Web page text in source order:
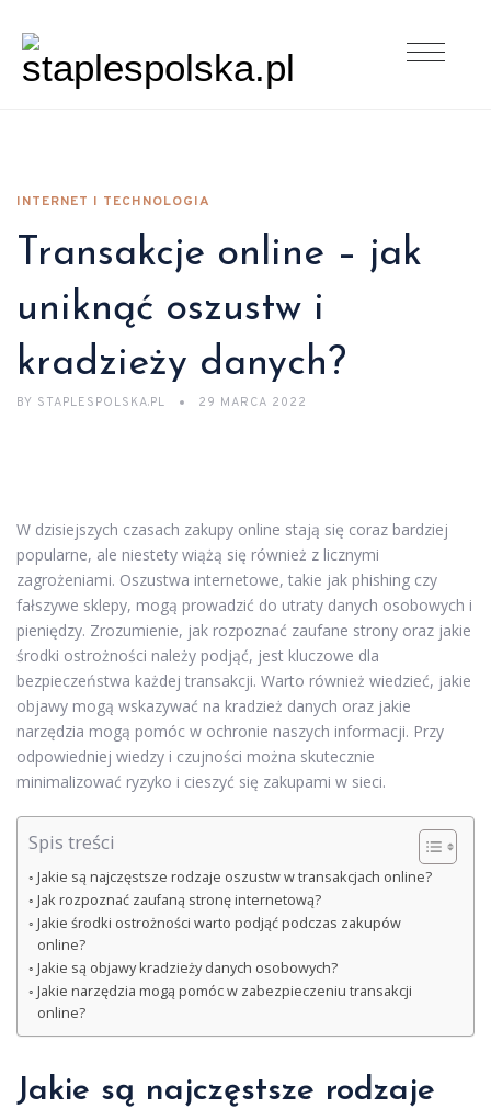
INTERNET I TECHNOLOGIA
Transakcje online – jak
uniknąć oszustw i
kradzieży danych?
BY STAPLESPOLSKA.PL 29 MARCA 2022
W dzisiejszych czasach zakupy online stają się coraz bardziej
popularne, ale niestety wiążą się również z licznymi
zagrożeniami. Oszustwa internetowe, takie jak phishing czy
fałszywe sklepy, mogą prowadzić do utraty danych osobowych i
pieniędzy. Zrozumienie, jak rozpoznać zaufane strony oraz jakie
środki ostrożności należy podjąć, jest kluczowe dla
bezpieczeństwa każdej transakcji. Warto również wiedzieć, jakie
objawy mogą wskazywać na kradzież danych oraz jakie
narzędzia mogą pomóc w ochronie naszych informacji. Przy
odpowiedniej wiedzy i czujności można skutecznie
minimalizować ryzyko i cieszyć się zakupami w sieci.
Spis treści
Jakie są najczęstsze rodzaje oszustw w transakcjach online?
Jak rozpoznać zaufaną stronę internetową?
Jakie środki ostrożności warto podjąć podczas zakupów
online?
Jakie są objawy kradzieży danych osobowych?
Jakie narzędzia mogą pomóc w zabezpieczeniu transakcji
online?
Jakie są najczęstsze rodzaje